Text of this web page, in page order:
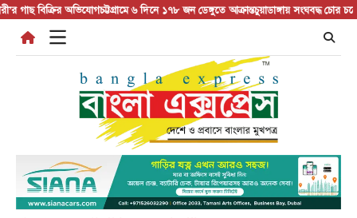
Skip
content
বিক্রির অভিযোগচট্টগ্রামে ৬ দিনে ১৭৮ জন ডেঙ্গুতে আক্রান্তচুয়াডাঙ্গায় সংঘবদ্ধ চোর চক্রের ৬